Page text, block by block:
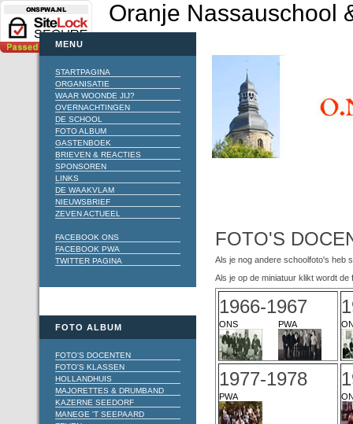
Oranje Nassauschool
MENU
STARTPAGINA
ORGANISATIE
WAAR WOONDE JIJ?
OVERNACHTINGEN
DE SCHOOL
FOTO ALBUM
GASTENBOEK
BRIEVEN & REACTIES
SPONSOREN
LINKS
DE WAAKVLAM
NIEUWSBRIEF
ZEVEN ACTUEEL
FACEBOOK ONS
FACEBOOK PWA
TWITTER PAGINA
FOTO ALBUM
FOTO'S DOCENTEN
FOTO'S KLASSEN
HOLLANDHUIS
MAJORETTES & DRUMBAND
KAZERNE SEEDORF
MANEGE 'T SEEPAARD
FOTO'S
Als je nog andere schoolfoto's heb
Als je op de miniatuur klikt wordt
1966-1967
ONS PWA
1977-1978
PWA